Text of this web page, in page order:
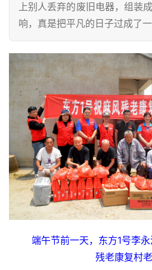
上别人丢弃的废旧电器，组装
响，真是把平凡的日子过成了一
端午节前一天，东方1号李
残老康复村老